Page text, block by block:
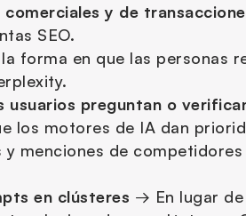
comerciales y de
SEO.
forma en que las personas
usuarios preguntan o
los motores de IA dan
menciones de competidores
en clústeres → En lugar